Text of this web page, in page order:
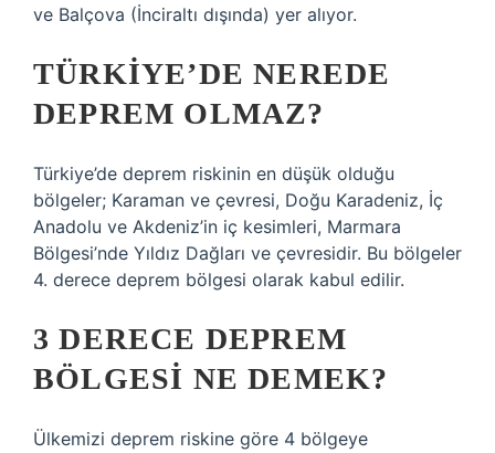
ve Balçova (İnciraltı dışında) yer alıyor.
TÜRKIYE’DE NEREDE
DEPREM OLMAZ?
Türkiye’de deprem riskinin en düşük olduğu
bölgeler; Karaman ve çevresi, Doğu Karadeniz, İç
Anadolu ve Akdeniz’in iç kesimleri, Marmara
Bölgesi’nde Yıldız Dağları ve çevresidir. Bu bölgeler
4. derece deprem bölgesi olarak kabul edilir.
3 DERECE DEPREM
BÖLGESI NE DEMEK?
Ülkemizi deprem riskine göre 4 bölgeye